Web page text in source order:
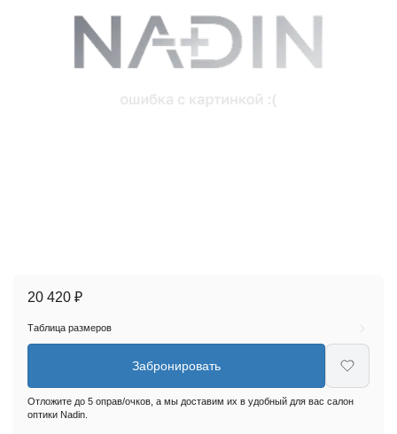
20 420 ₽
Таблица размеров
Забронировать
Отложите до 5 оправ/очков, а мы доставим их в удобный для вас салон
оптики Nadin.